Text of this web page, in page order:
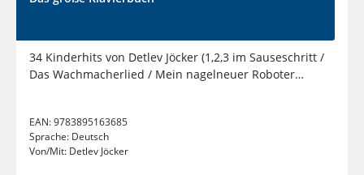
34 Kinderhits von Detlev Jöcker (1,2,3 im Sauseschritt /
Das Wachmacherlied / Mein nagelneuer Roboter
EAN:9783895163685
Sprache: Deutsch
Von/Mit: Detlev Jöcker